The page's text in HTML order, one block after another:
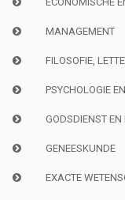
MANAGEMENT
FILOSOFIE,
PSYCHOLOGIE
GODSDIENST
GENEESKUNDE
EXACTE